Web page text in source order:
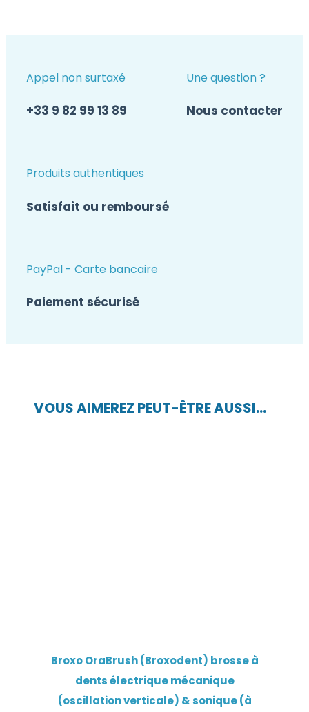
Appel non surtaxé
+33 9 82 99 13 89
Une question ?
Nous contacter
Produits authentiques
Satisfait ou remboursé
PayPal - Carte bancaire
Paiement sécurisé
VOUS AIMEREZ PEUT-ÊTRE AUSSI…
Broxo OraBrush (Broxodent) brosse à
dents électrique mécanique
(oscillation verticale) & sonique (à